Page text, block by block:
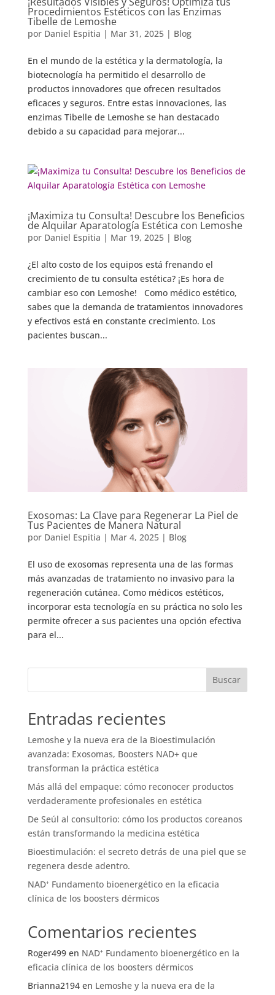
Procedimientos Estéticos con las Enzimas
Tibelle de Lemoshe
por Daniel Espitia | Mar 31, 2025| Blog
En el mundo de la estética y la dermatología, la
biotecnología ha permitido el desarrollo de
productos innovadores que ofrecen resultados
eficaces y seguros. Entre estas innovaciones, las
enzimas Tibelle de Lemoshe se han destacado
debido a su capacidad para mejorar...
¡Maximiza tu Consulta! Descubre los Beneficios
de Alquilar Aparatología Estética con Lemoshe
por Daniel Espitia | Mar 19, 2025| Blog
¿El alto costo de los equipos está frenando el
crecimiento de tu consulta estética? ¡Es hora de
cambiar eso con Lemoshe! Como médico estético,
sabes que la demanda de tratamientos innovadores
y efectivos está en constante crecimiento. Los
pacientes buscan...
Exosomas: La Clave para Regenerar La Piel de
Tus Pacientes de Manera Natural
por Daniel Espitia | Mar 4, 2025| Blog
El uso de exosomas representa una de las formas
más avanzadas de tratamiento no invasivo para la
regeneración cutánea. Como médicos estéticos,
incorporar esta tecnología en su práctica no solo les
permite ofrecer a sus pacientes una opción efectiva
para el...
Buscar
Entradas recientes
Lemoshe y la nueva era de la Bioestimulación
avanzada: Exosomas, Boosters NAD+ que
transforman la práctica estética
Más allá del empaque: cómo reconocer productos
verdaderamente profesionales en estética
De Seúl al consultorio: cómo los productos coreanos
están transformando la medicina estética
Bioestimulación: el secreto detrás de una piel que se
regenera desde adentro.
NAD⁺ Fundamento bioenergético en la eficacia
clínica de los boosters dérmicos
Comentarios recientes
Roger499en NAD⁺ Fundamento bioenergético en la
eficacia clínica de los boosters dérmicos
Brianna2194en Lemoshe y la nueva era de la